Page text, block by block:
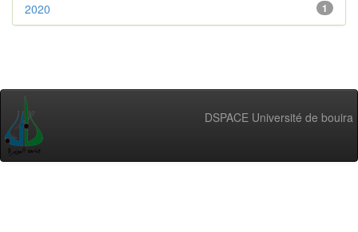
1
2020
DSPACE Université de bouira